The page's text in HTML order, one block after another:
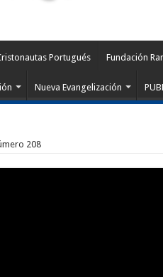
Portugués Fundación
Nueva Evangelización
208